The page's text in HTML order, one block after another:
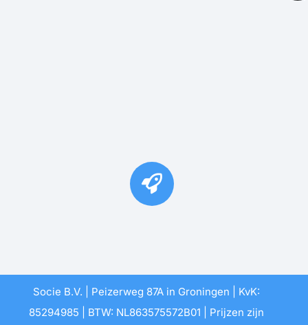
Socie B.V. | Peizerweg 87A in Groningen | KvK:
85294985 | BTW: NL863575572B01 | Prijzen zijn